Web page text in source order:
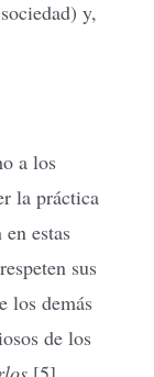
y,
a los
la práctica
estas
sus
los demás
de los